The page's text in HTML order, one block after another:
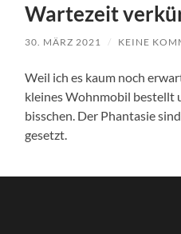
Wartezeit
30. MÄRZ 2021 / KEINE
Weil ich es kaum noch
kleines Wohnmobil bestellt
bisschen. Der Phantasie
gesetzt.